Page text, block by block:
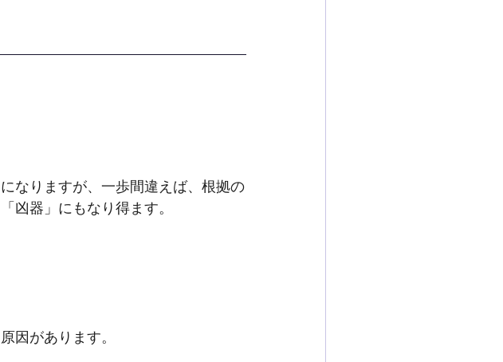
なりますが、一歩間違えば、根拠の
凶器」にもなり得ます。
因があります。